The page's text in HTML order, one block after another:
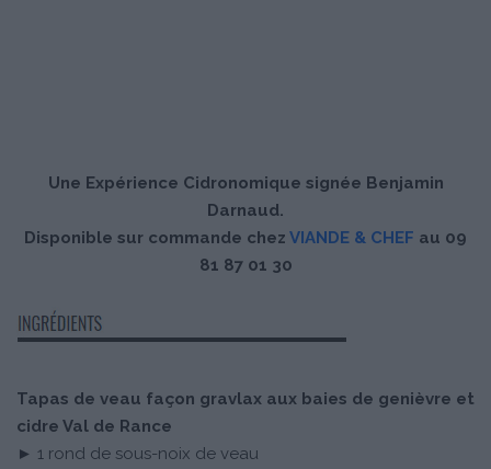
Une Expérience Cidronomique signée Benjamin
Darnaud.
Disponible sur commande chez VIANDE & CHEF au 09
81 87 01 30
Tapas de veau façon gravlax aux baies de genièvre et
cidre Val de Rance
► 1 rond de sous-noix de veau